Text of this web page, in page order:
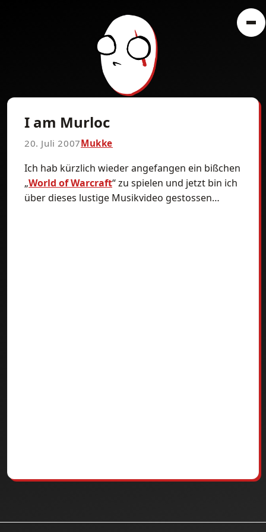
I am Murloc
20. Juli 2007Mukke
Ich hab kürzlich wieder angefangen ein bißchen
„World of Warcraft“ zu spielen und jetzt bin ich
über dieses lustige Musikvideo gestossen…